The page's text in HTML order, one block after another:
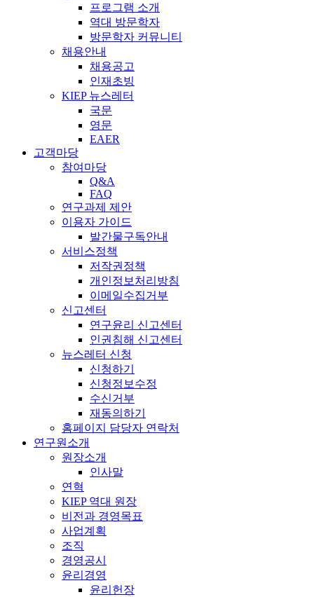
프로그램 소개
역대 방문학자
방문학자 커뮤니티
채용안내
채용공고
인재초빙
KIEP 뉴스레터
국문
영문
EAER
고객마당
참여마당
Q&A
FAQ
연구과제 제안
이용자 가이드
발간물구독안내
서비스정책
저작권정책
개인정보처리방침
이메일수집거부
신고센터
연구윤리 신고센터
인권침해 신고센터
뉴스레터 신청
신청하기
신청정보수정
수신거부
재동의하기
홈페이지 담당자 연락처
연구원소개
원장소개
인사말
연혁
KIEP 역대 원장
비전과 경영목표
사업계획
조직
경영공시
윤리경영
윤리헌장